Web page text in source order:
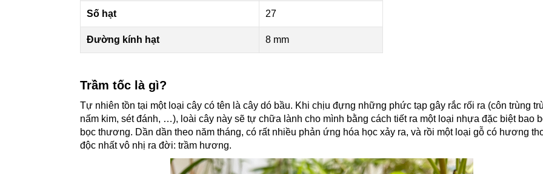
Số hạt 27
Đường kính hạt 8 mm
Trầm tốc là gì?
Tự nhiên tồn tại một loại cây có tên là cây dó bầu. Khi chịu đựng những phức tạp gây rắc rối ra (côn trùng
nấm kim, sét đánh, …), loài cây này sẽ tự chữa lành cho mình bằng cách tiết ra một loại nhựa đặc biệt bao
bọc thương. Dần dần theo năm tháng, có rất nhiều phản ứng hóa học xảy ra, và rồi một loại gỗ có hương
độc nhất vô nhị ra đời: trầm hương.
HOÀN THÀNH